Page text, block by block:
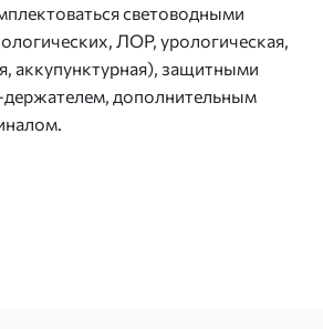
световодными
ЛОР, урологическая,
аккупунктурная), защитными
дополнительным